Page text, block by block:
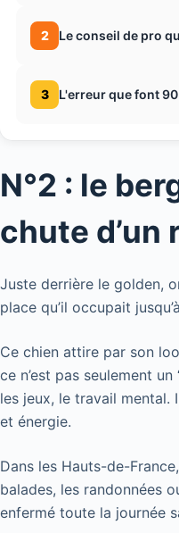
2 Le conseil de pro
3 L'erreur que font
N°2 : le
chute d’un
Juste derrière le golden,
place qu’il occupait
Ce chien attire par son
ce n’est pas seulement
les jeux, le travail mental.
et énergie.
Dans les Hauts-de-
balades, les randonnées
enfermé toute la journée